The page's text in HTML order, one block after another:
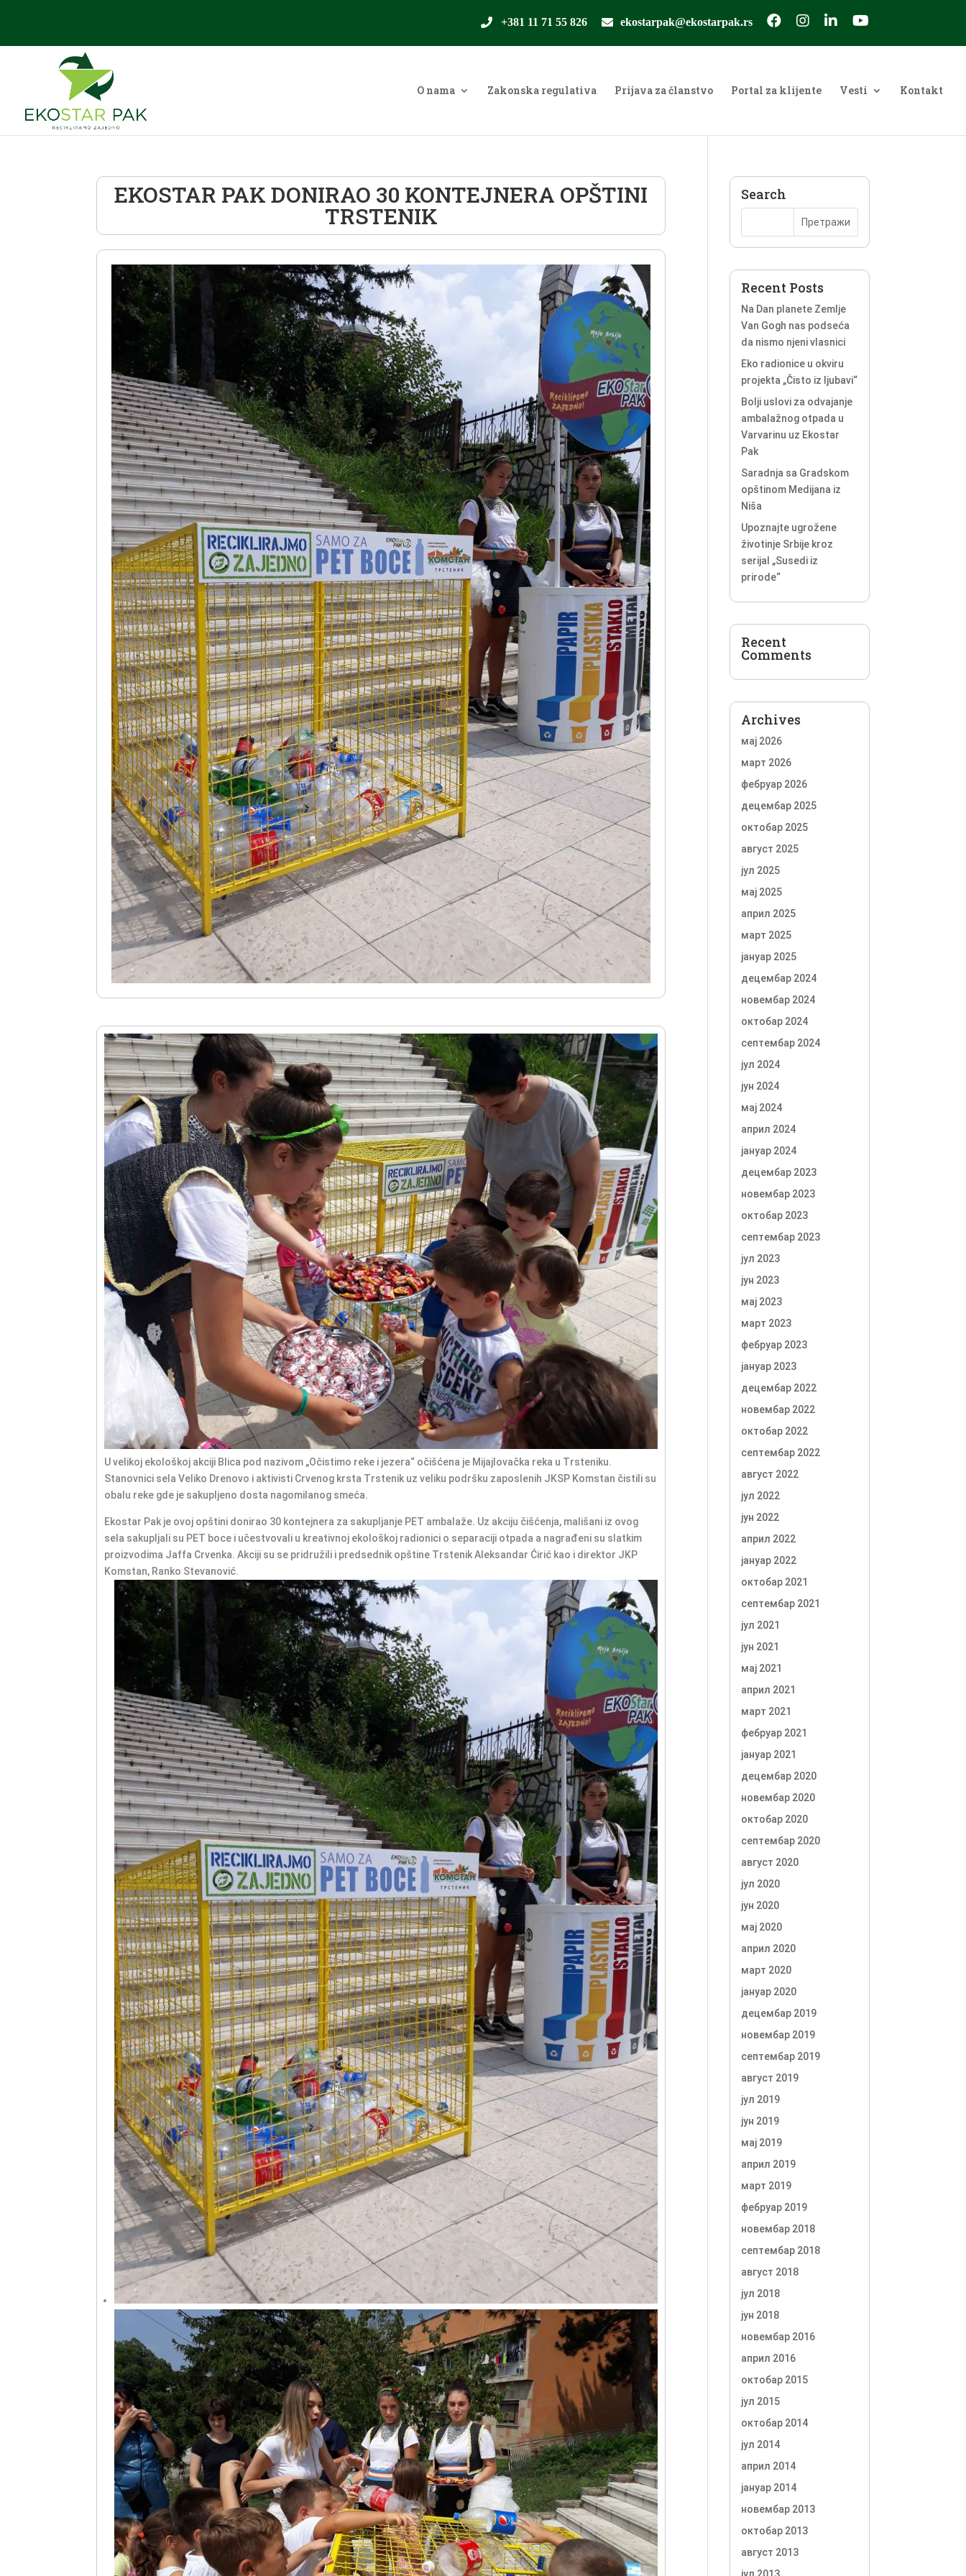
+381 11 71 55 826 ekostarpak@ekostarpak.rs
O nama Zakonska regulativa Prijava za članstvo Portal za klijente Vesti Kontakt
EKOSTAR PAK DONIRAO 30 KONTEJNERA OPŠTINI
TRSTENIK
U velikoj ekološkoj akciji Blica pod nazivom „Očistimo reke i jezera“ očišćena je Mijajlovačka reka u Trsteniku.
Stanovnici sela Veliko Drenovo i aktivisti Crvenog krsta Trstenik uz veliku podršku zaposlenih JKSP Komstan čistili su
obalu reke gde je sakupljeno dosta nagomilanog smeća.
Ekostar Pak je ovoj opštini donirao 30 kontejnera za sakupljanje PET ambalaže. Uz akciju čišćenja, mališani iz ovog
sela sakupljali su PET boce i učestvovali u kreativnoj ekološkoj radionici o separaciji otpada a nagrađeni su slatkim
proizvodima Jaffa Crvenka. Akciji su se pridružili i predsednik opštine Trstenik Aleksandar Ćirić kao i direktor JKP
Komstan, Ranko Stevanović.
Search
Recent Posts
Na Dan planete Zemlje
Van Gogh nas podseća
da nismo njeni vlasnici
Eko radionice u okviru
projekta „Čisto iz ljubavi“
Bolji uslovi za odvajanje
ambalažnog otpada u
Varvarinu uz Ekostar
Pak
Saradnja sa Gradskom
opštinom Medijana iz
Niša
Upoznajte ugrožene
životinje Srbije kroz
serijal „Susedi iz
prirode“
Recent
Comments
Archives
мај 2026
март 2026
фебруар 2026
децембар 2025
октобар 2025
август 2025
јул 2025
мај 2025
април 2025
март 2025
јануар 2025
децембар 2024
новембар 2024
октобар 2024
септембар 2024
јул 2024
јун 2024
мај 2024
април 2024
јануар 2024
децембар 2023
новембар 2023
октобар 2023
септембар 2023
јул 2023
јун 2023
мај 2023
март 2023
фебруар 2023
јануар 2023
децембар 2022
новембар 2022
октобар 2022
септембар 2022
август 2022
јул 2022
јун 2022
април 2022
јануар 2022
октобар 2021
септембар 2021
јул 2021
јун 2021
мај 2021
април 2021
март 2021
фебруар 2021
јануар 2021
децембар 2020
новембар 2020
октобар 2020
септембар 2020
август 2020
јул 2020
јун 2020
мај 2020
април 2020
март 2020
јануар 2020
децембар 2019
новембар 2019
септембар 2019
август 2019
јул 2019
јун 2019
мај 2019
април 2019
март 2019
фебруар 2019
новембар 2018
септембар 2018
август 2018
јул 2018
јун 2018
новембар 2016
април 2016
октобар 2015
јул 2015
октобар 2014
јул 2014
април 2014
јануар 2014
новембар 2013
октобар 2013
август 2013